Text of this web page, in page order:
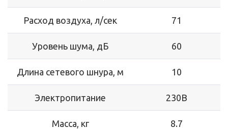
Расход воздуха, л/сек 71
Уровень шума, дБ 60
Длина сетевого шнура, м 10
Электропитание 230В
Масса, кг 8.7